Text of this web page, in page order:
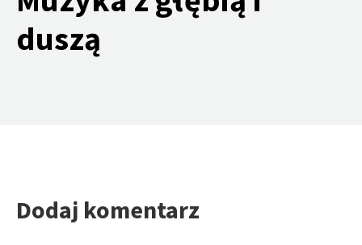
duszą
Dodaj komentarz